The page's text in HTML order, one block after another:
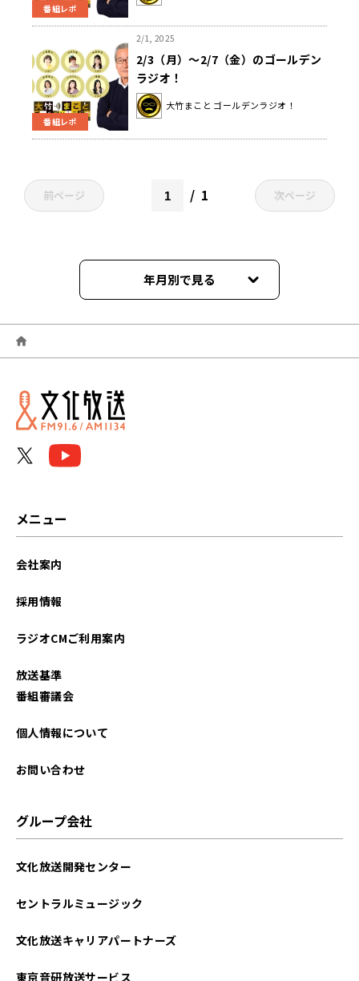
番組レポ
番組レポ
2/1, 2025
2/3（月）～2/7（金）のゴールデン
ラジオ！
大竹まこと ゴールデンラジオ！
前ページ 1 次ページ
年月別で見る
2025年09月
2025年08月
2025年07月
2024年10月
2024年07月
メニュー
会社案内
採用情報
ラジオCMご利用案内
放送基準
番組審議会
個人情報について
お問い合わせ
グループ会社
文化放送開発センター
セントラルミュージック
文化放送キャリアパートナーズ
東京音研放送サービス